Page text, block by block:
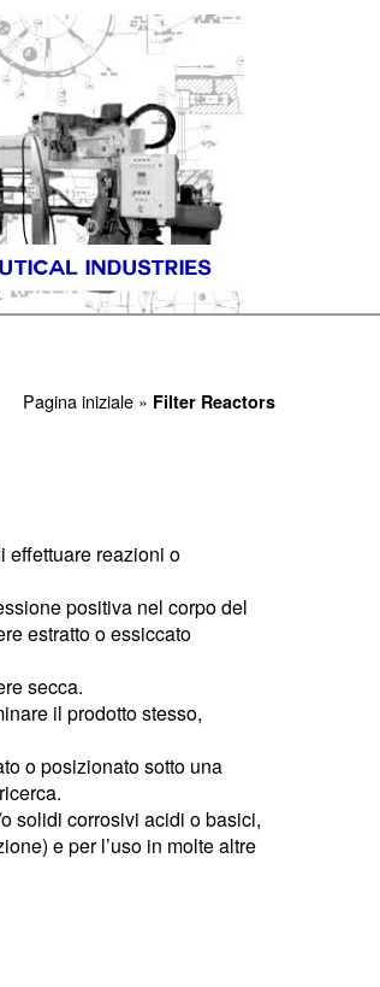
Pagina iniziale » Filter Reactors
effettuare reazioni o
positiva nel corpo del
estratto o essiccato
secca.
il prodotto stesso,
o posizionato sotto una
solidi corrosivi acidi o basici,
e per l’uso in molte altre